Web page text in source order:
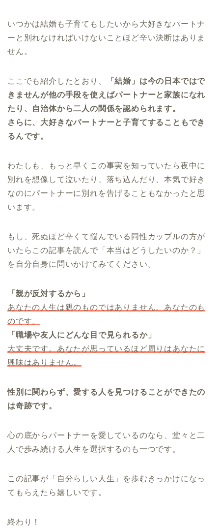
いつかは結婚も子育てもしたいから大好きなパートナ
ーと別れなければいけないことほど辛い決断はありま
せん。
ここでも紹介したとおり、
「結婚」は今の日本ではで
きませんが他の手段を使えばパートナーと家族になれ
たり、自治体から二人の関係を認められます。
さらに、大好きなパートナーと子育てすることもでき
るんです。
わたしも、もっと早くこの事実を知っていたら夜中に
別れを想像して泣いたり、落ち込んだり、本気で好き
なのにパートナーに別れを告げることもなかったと思
います。
もし、死ぬほど辛くて悩んでいる同性カップルの方が
いたらこの記事を読んで「本当はどうしたいのか？」
を自分自身に問いかけてみてください。
「親が反対するから」
あなたの人生は親のものではありません。あなたのも
のです。
「職場や友人にどんな目で見られるか」
大丈夫です。あなたが思っているほど周りはあなたに
興味はありません。
性別に関わらず、愛する人を見つけることができたの
は奇跡です。
心の底からパートナーを愛しているのなら、堂々と二
人で歩み続ける人生を選択するのも一つです。
この記事が「自分らしい人生」を歩むきっかけになっ
てもらえたら嬉しいです。
終わり！